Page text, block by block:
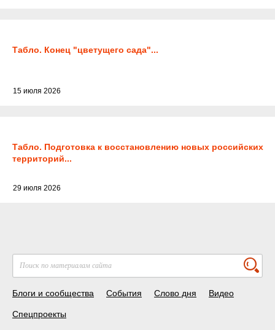
Табло. Конец "цветущего сада"...
15 июля 2026
Табло. Подготовка к восстановлению новых российских
территорий...
29 июля 2026
Блоги и сообщества События Слово дня Видео
Спецпроекты